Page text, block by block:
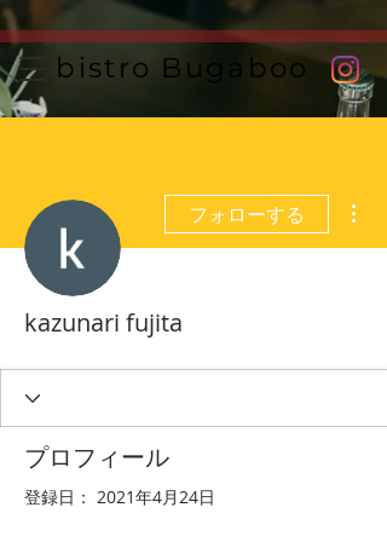
bistro Bugaboo
フォローする
kazunari fujita
プロフィール
登録日： 2021年4月24日